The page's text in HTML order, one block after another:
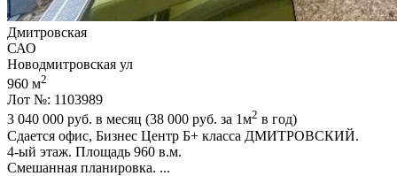
Дмитровская
САО
Новодмитровская ул
960 м2
Лот №: 1103989
3 040 000 руб. в месяц (38 000 руб. за 1м2 в год)
Сдается офис,­ Бизнес Центр Б+ класса ДМИТРОВСКИЙ.
4-ый этаж. Площадь 960 в.м.
Смешанная планировка. ...